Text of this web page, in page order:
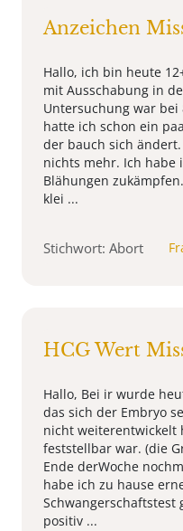
Anzeichen
Hallo, ich bin heute
mit Ausschabung in
Untersuchung war
hatte ich schon ein
der bauch sich
nichts mehr. Ich habe
Blähungen
klei ...
Stichwort: Abort
HCG Wert
Hallo, Bei ir wurde
das sich der Embryo
nicht weiterentwickelt
feststellbar war. (die
Ende derWoche
habe ich zu hause
positiv ...